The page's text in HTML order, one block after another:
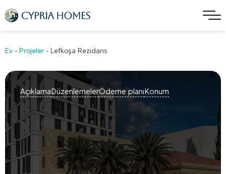
Ev - Projeler - Lefkoşa Rezidans
AçıklamaDüzenlemelerÖdeme planıKonum